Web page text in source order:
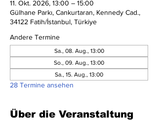
11. Okt. 2026, 13:00 – 15:00
Gülhane Parkı, Cankurtaran, Kennedy Cad.,
34122 Fatih/İstanbul, Türkiye
Andere Termine
Sa., 08. Aug., 13:00
So., 09. Aug., 13:00
Sa., 15. Aug., 13:00
28 Termine ansehen
Über die Veranstaltung